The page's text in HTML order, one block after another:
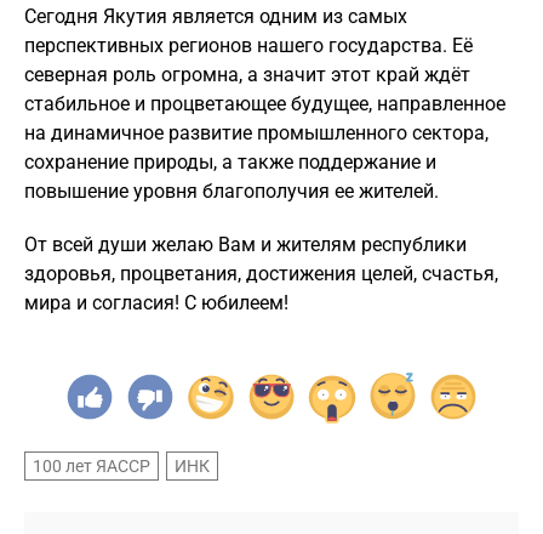
Сегодня Якутия является одним из самых
перспективных регионов нашего государства. Её
северная роль огромна, а значит этот край ждёт
стабильное и процветающее будущее, направленное
на динамичное развитие промышленного сектора,
сохранение природы, а также поддержание и
повышение уровня благополучия ее жителей.
От всей души желаю Вам и жителям республики
здоровья, процветания, достижения целей, счастья,
мира и согласия! С юбилеем!
100 лет ЯАССР ИНК